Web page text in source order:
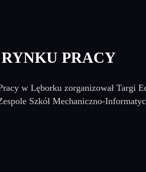
PRACY
w Lęborku zorganizował Targi
Szkół Mechaniczno-